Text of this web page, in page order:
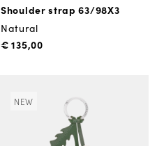
Shoulder strap 63/98X3
Natural
€ 135,00
NEW